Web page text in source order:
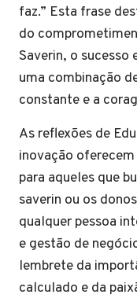
faz.” Esta frase
do
Saverin, o sucesso
uma combinação
constante e a
As reflexões de
inovação
para aqueles que
saverin ou os
qualquer pessoa
e gestão de
lembrete da
calculado e da